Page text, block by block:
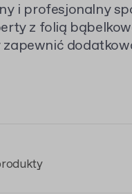
i profesjonalny
z folią
swoje
projekt lub